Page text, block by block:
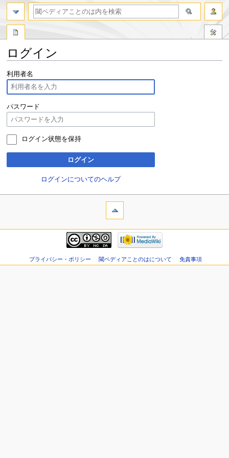
ログイン
ナ
ビ
ゲ
ー
シ
ョ
移
検
索
に
移
動
利用者名
パスワード
ログイン状態を保持
ログイン
ログインについてのヘルプ
プライバシー・ポリシー 閾ペディアことのはについて 免責事項